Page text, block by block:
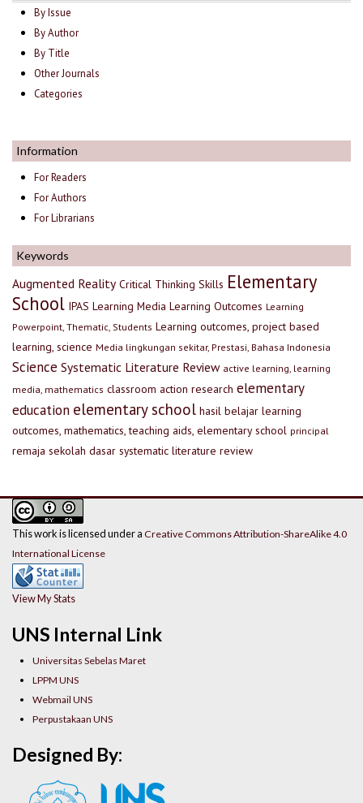
By Issue
By Author
By Title
Other Journals
Categories
Information
For Readers
For Authors
For Librarians
Keywords
Augmented Reality Critical Thinking Skills Elementary
School IPAS Learning Media Learning Outcomes Learning
Powerpoint, Thematic, Students Learning outcomes, project based
learning, science Media lingkungan sekitar, Prestasi, Bahasa Indonesia
Science Systematic Literature Review active learning, learning
media, mathematics classroom action research elementary
education elementary school hasil belajar learning
outcomes, mathematics, teaching aids, elementary school principal
remaja sekolah dasar systematic literature review
UNS Internal Link
Universitas Sebelas Maret
LPPM UNS
Webmail UNS
Perpustakaan UNS
This work is licensed under a Creative Commons Attribution-ShareAlike 4.0
International License
View My Stats
Designed By: